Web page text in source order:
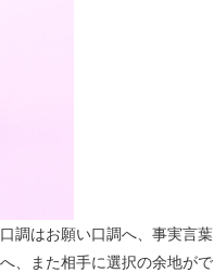
調はお願い口調へ、事実言葉
、また相手に選択の余地がで